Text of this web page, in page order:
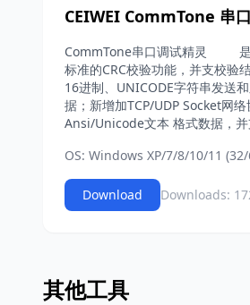
CEIWEI CommTone 串
CommTone串口调试精灵 是
标准的CRC校验功能，并支校验
16进制、UNICODE字符串发送
据；新增加TCP/UDP Socket网
Ansi/Unicode文本 格式数据，
OS: Windows XP/7/8/10/11
Download Downloads:
其他工具